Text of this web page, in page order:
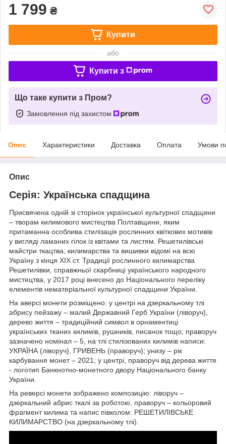
1 799 ₴
Купити
або
Купити з
Що таке купити з Пром?
Замовлення під захистом
Опис Характеристики Доставка Оплата Умови
Опис
Серія: Українська спадщина
Присвячена одній зі сторінок української культурної спадщини
– творам килимового мистецтва Полтавщини, яким
притаманна особлива стилізація рослинних квіткових мотивів
у вигляді ламаних гілок із квітами та листям. Решетилівські
майстри ткацтва, килимарства та вишивки відомі на всю
Україну з кінця ХІХ ст. Традиції рослинного килимарства
Решетилівки, справжньої скарбниці українського народного
мистецтва, у 2017 році внесено до Національного переліку
елементів нематеріальної культурної спадщини України.
На аверсі монети розміщено: у центрі на дзеркальному тлі
абрису пейзажу – малий Державний Герб України (ліворуч),
дерево життя – традиційний символ в орнаментиці
українських тканих килимів, рушників, писанок тощо; праворуч
зазначено номінал – 5, на тлі стилізованих килимів написи:
УКРАЇНА (ліворуч), ГРИВЕНЬ (праворуч); унизу – рік
карбування монет – 2021; у центрі, праворуч від дерева життя
- логотип Банкнотно-монетного двору Національного банку
України.
На реверсі монети зображено композицію: ліворуч –
дзеркальний абрис ткалі за роботою, праворуч – кольоровий
фрагмент килима та напис півколом: РЕШЕТИЛІВСЬКЕ
КИЛИМАРСТВО (на дзеркальному тлі).